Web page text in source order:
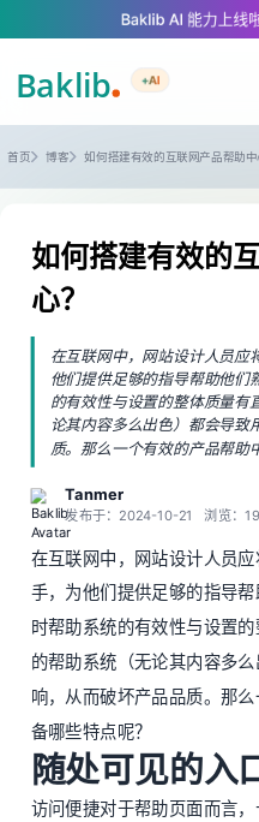
A Markdown version of this
Baklib AI 能力上线啦
+AI
首页 博客 如何搭建有效的互联网产品帮助中
如何搭建有效的
心？
在互联网中，网站设计人员应
他们提供足够的指导帮助他们
的有效性与设置的整体质量有
论其内容多么出色）都会导致
质。那么一个有效的产品帮助
Tanmer
发布于：2024-10-21 浏览：
在互联网中，网站设计人员
手，为他们提供足够的指导
时帮助系统的有效性与设置
的帮助系统（无论其内容多
响，从而破坏产品品质。那
备哪些特点呢？
随处可见的入
访问便捷对于帮助页面而言